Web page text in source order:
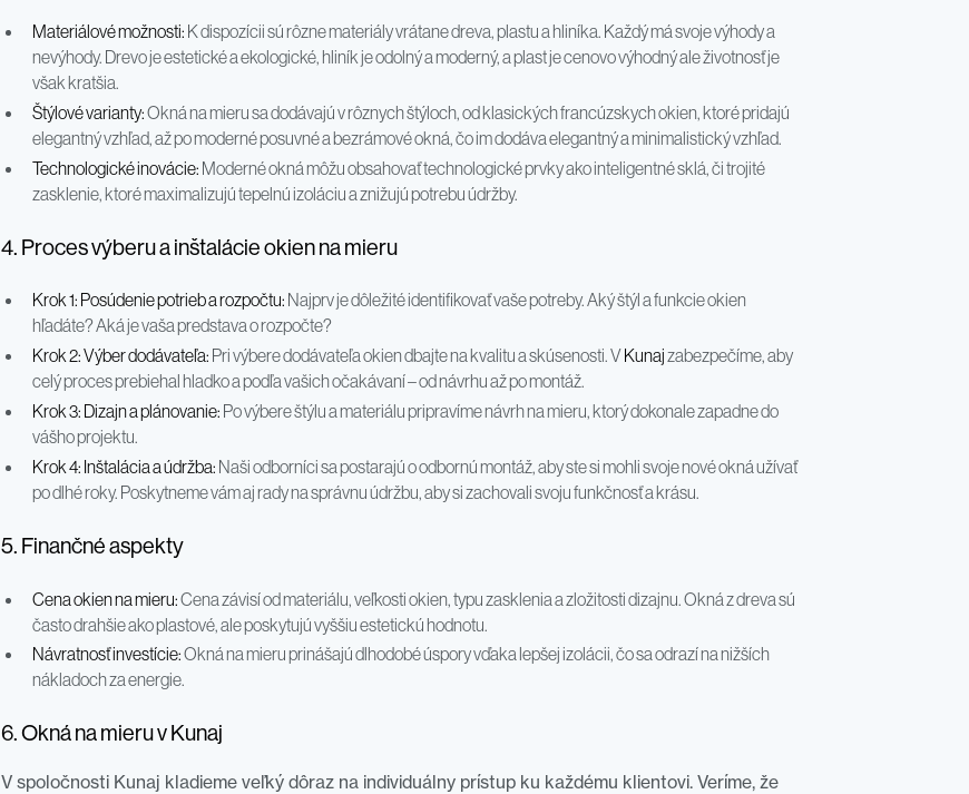
Materiálové možnosti: K dispozícii sú rôzne materiály vrátane dreva, plastu a hliníka. Každý má svoje výhody a
nevýhody. Drevo je estetické a ekologické, hliník je odolný a moderný, a plast je cenovo výhodný ale životnosť je
však kratšia.
Štýlové varianty:Okná na mieru sa dodávajú v rôznych štýloch, od klasických francúzskych okien, ktoré pridajú
elegantný vzhľad, až po moderné posuvné a bezrámové okná, čo im dodáva elegantný a minimalistický vzhľad.
Technologické inovácie: Moderné okná môžu obsahovať technologické prvky ako inteligentné sklá, či trojité
zasklenie, ktoré maximalizujú tepelnú izoláciu a znižujú potrebu údržby.
4. Proces výberu a inštalácie okien na mieru
Krok 1: Posúdenie potrieb a rozpočtu: Najprv je dôležité identifikovať vaše potreby. Aký štýl a funkcie okien
hľadáte? Aká je vaša predstava o rozpočte?
Krok 2: Výber dodávateľa: Pri výbere dodávateľa okien dbajte na kvalitu a skúsenosti. V Kunajzabezpečíme, aby
celý proces prebiehal hladko a podľa vašich očakávaní – od návrhu až po montáž.
Krok 3: Dizajn a plánovanie: Po výbere štýlu a materiálu pripravíme návrh na mieru, ktorý dokonale zapadne do
vášho projektu.
Krok 4: Inštalácia a údržba: Naši odborníci sa postarajú o odbornú montáž, aby ste si mohli svoje nové okná užívať
po dlhé roky. Poskytneme vám aj rady na správnu údržbu, aby si zachovali svoju funkčnosť a krásu.
5. Finančné aspekty
Cena okien na mieru:Cena závisí od materiálu, veľkosti okien, typu zasklenia a zložitosti dizajnu. Okná z dreva sú
často drahšie ako plastové, ale poskytujú vyššiu estetickú hodnotu.
Návratnosť investície:Okná na mieru prinášajú dlhodobé úspory vďaka lepšej izolácii, čo sa odrazí na nižších
nákladoch za energie.
6. Okná na mieru v Kunaj
V spoločnosti Kunaj kladieme veľký dôraz na individuálny prístup ku každému klientovi. Veríme, že